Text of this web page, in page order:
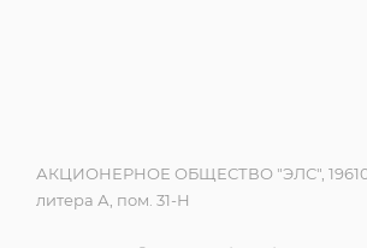
АКЦИОНЕРНОЕ ОБЩЕСТВО "ЭЛС", 196105,
литера А, пом. 31-Н